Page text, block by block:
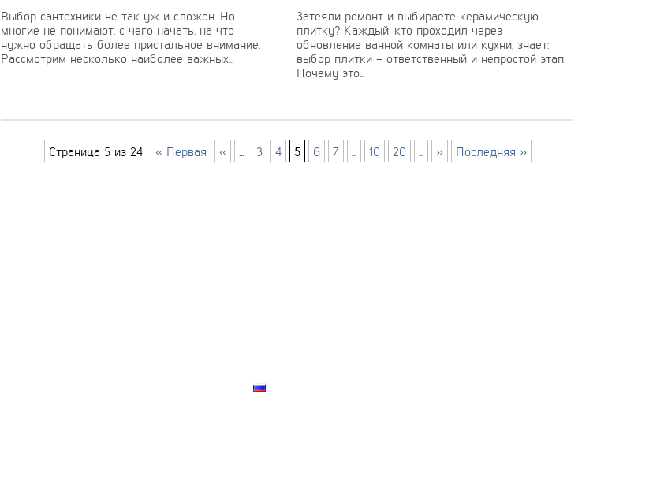
Выбор сантехники не так уж и сложен. Но
многие не понимают, с чего начать, на что
нужно обращать более пристальное внимание.
Рассмотрим несколько наиболее важных...
Затеяли ремонт и выбираете керамическую
плитку? Каждый, кто проходил через
обновление ванной комнаты или кухни, знает:
выбор плитки – ответственный и непростой этап.
Почему это...
Страница 5 из 24 « Первая « 3 4 5 6 7 10 20 » Последняя »